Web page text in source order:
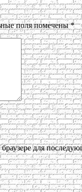
поля помечены*
для